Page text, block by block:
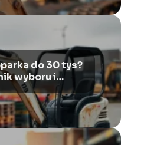
do 30 tys?
wyboru i